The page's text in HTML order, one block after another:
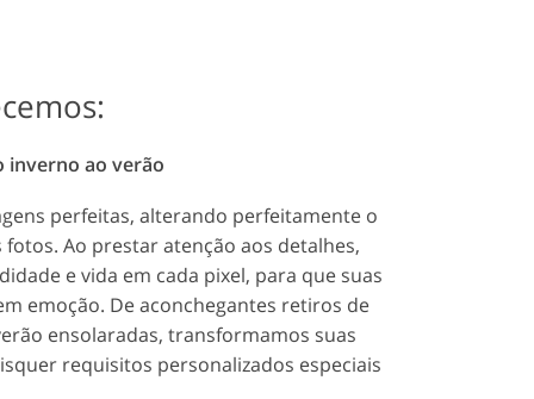
inverno ao verão
perfeitas, alterando perfeitamente o
fotos. Ao prestar atenção aos detalhes,
e vida em cada pixel, para que suas
emoção. De aconchegantes retiros de
ensolaradas, transformamos suas
requisitos personalizados especiais